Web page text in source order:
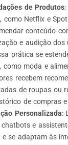
de Produtos
como Netflix e
conteúdo
e audição dos
prática se
como moda e
recebem
de roupas ou
de compras
Personalizada:
e
e se adaptam às